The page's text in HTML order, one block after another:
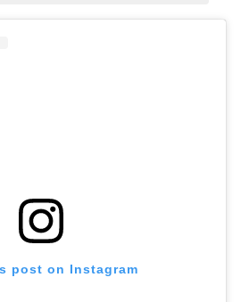
ャッチーな▷▷BALENCIAGA
ルン気分になる▷▷CHANEL(シャネ
post on Instagram